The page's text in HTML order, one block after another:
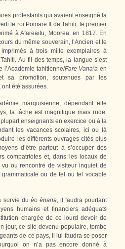
protestants qui avaient enseigné la
le roi Pōmare II de Tahiti, le premier
à Afareaitu, Moorea, en 1817. En
du même souverain, l’Ancien et le
imprimés à trois mille exemplaires à
Au fil des temps, la langue s’est
l’Académie tahitienne/Fare Vana’a en
sa promotion, soutenues par les
été assurées.
marquisienne, dépendant elle
la tâche est magnifique mais rude.
enseignants en exercice ou à la
les vacances scolaires, ici ou là
les différents ouvrages cités plus
d’être partout à s’occuper des
compatriotes et, dans les locaux de
vu ou rencontré de visiteur inquiet de
grammaticale ou de tel ou tel vocable
survie du èo ènana, il faudra pourtant
humains et financiers adéquats
chargée de ce lourd devoir de
jour, ce site devenu populaire, tombe
de ce pays, il lui faudra se poser
on n’a pas encore donné à